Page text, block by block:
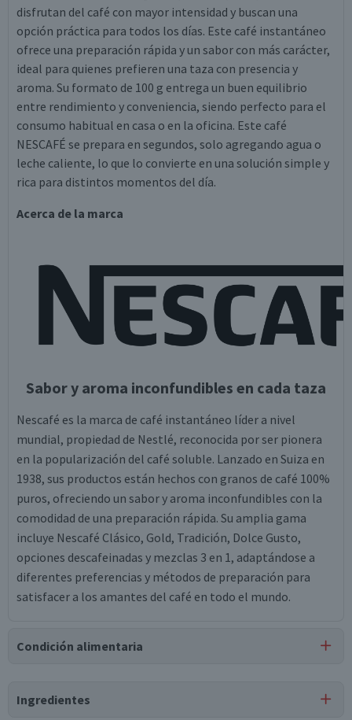
disfrutan del café con mayor intensidad y buscan una
opción práctica para todos los días. Este café instantáneo
ofrece una preparación rápida y un sabor con más carácter,
ideal para quienes prefieren una taza con presencia y
aroma. Su formato de 100 g entrega un buen equilibrio
entre rendimiento y conveniencia, siendo perfecto para el
consumo habitual en casa o en la oficina. Este café
NESCAFÉ se prepara en segundos, solo agregando agua o
leche caliente, lo que lo convierte en una solución simple y
rica para distintos momentos del día.
Acerca de la marca
Sabor y aroma inconfundibles en cada taza
Nescafé es la marca de café instantáneo líder a nivel
mundial, propiedad de Nestlé, reconocida por ser pionera
en la popularización del café soluble. Lanzado en Suiza en
1938, sus productos están hechos con granos de café 100%
puros, ofreciendo un sabor y aroma inconfundibles con la
comodidad de una preparación rápida. Su amplia gama
incluye Nescafé Clásico, Gold, Tradición, Dolce Gusto,
opciones descafeinadas y mezclas 3 en 1, adaptándose a
diferentes preferencias y métodos de preparación para
satisfacer a los amantes del café en todo el mundo.
Condición alimentaria
Ingredientes